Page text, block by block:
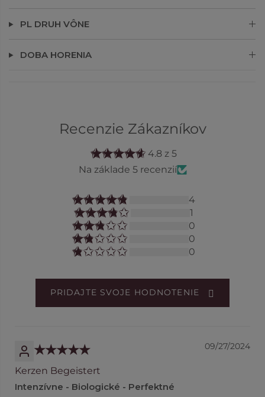
PL DRUH VÔNE
DOBA HORENIA
Recenzie Zákazníkov
4.8 z 5
Na základe 5 recenzií
4
1
0
0
0
PRIDAJTE SVOJE HODNOTENIE
09/27/2024
Kerzen Begeistert
Intenzívne - Biologické - Perfektné